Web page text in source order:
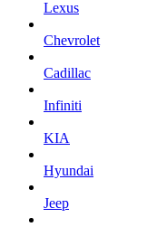
Lexus
Chevrolet
Cadillac
Infiniti
KIA
Hyundai
Jeep